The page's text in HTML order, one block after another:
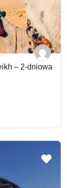
– 2-dniowa